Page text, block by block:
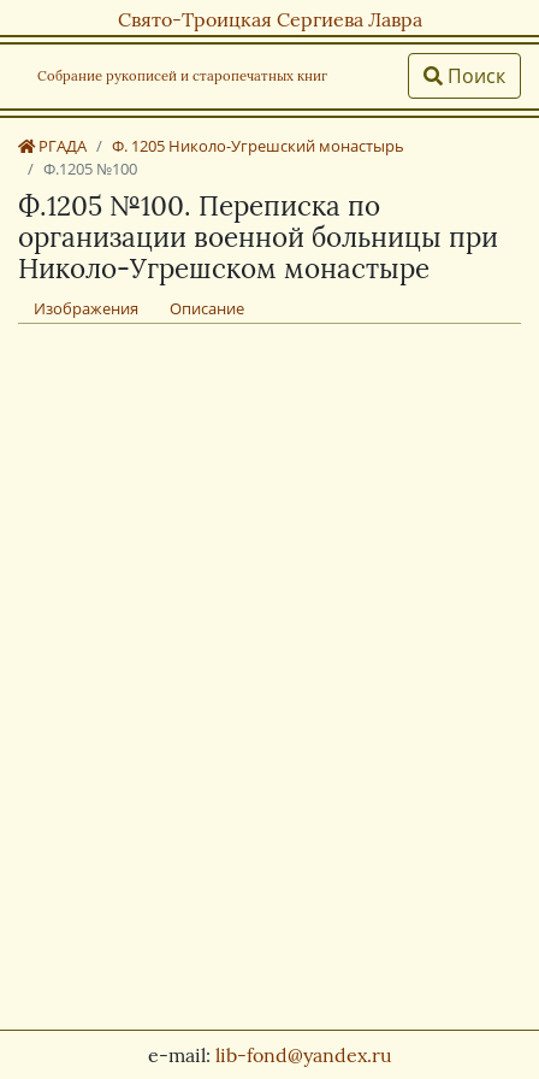
Свято-Троицкая Сергиева Лавра
Собрание рукописей и старопечатных книг Поиск
РГАДА
Ф. 1205 Николо-Угрешский монастырь
Ф.1205 №100
Ф.1205 №100. Переписка по
организации военной больницы при
Николо-Угрешском монастыре
Изображения Описание
e-mail: lib-fond@yandex.ru